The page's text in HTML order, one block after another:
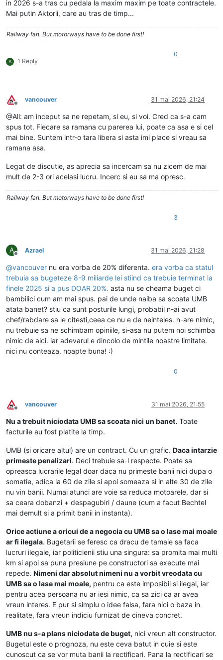
in 2026 s-a tras cu pedala la maxim maxim pe toate contractele.
Mai putin Aktorii, care au tras de timp...
Railway fan. But motorways have to be done first!
A 1 Reply
0
Deconectat
vancouver 31 mai 2026, 21:24
@All: am inceput sa ne repetam, si eu, si voi. Cred ca s-a cam
spus tot. Fiecare sa ramana cu parerea lui, poate ca asa e si cel
mai bine. Suntem intr-o tara libera si asta imi place si vreau sa
ramana asa.
Legat de discutie, as aprecia sa incercam sa nu zicem de mai
mult de 2-3 ori acelasi lucru. Incerc si eu sa ma opresc.
Railway fan. But motorways have to be done first!
3
A
Deconectat
Azrael 31 mai 2026, 21:28
@vancouver nu era vorba de 20% diferenta. era vorba ca statul
trebuia sa bugeteze 8-9 miliarde lei stiind ca trebuie terminat la
finele 2025 si a pus DOAR 20%. asta nu se cheama buget ci
bambilici cum am mai spus. pai de unde naiba sa scoata UMB
atata banet? stiu ca sunt posturile lungi, probabil n-ai avut
chef/rabdare sa le citesti,ceea ce nu e de neinteles. n-are nimic,
nu trebuie sa ne schimbam opiniile, si-asa nu putem noi schimba
nimic de aici. iar adevarul e dincolo de mintile noastre limitate.
nici nu conteaza. noapte buna! :)
0
Deconectat
vancouver 31 mai 2026, 21:55
Nu a trebuit niciodata UMB sa scoata nici un banet. Toate
facturile au fost platite la timp.
UMB (si oricare altul) are un contract. Cu un grafic. Daca intarzie
primeste penalizari. Deci trebuie sa-l respecte. Poate sa
opreasca lucrarile legal doar daca nu primeste banii nici dupa o
somatie, adica la 60 de zile si apoi someaza si in alte 30 de zile
nu vin banii. Numai atunci are voie sa reduca motoarele, dar si
sa ceara dobanzi + despagubiri / daune (cum a facut Bechtel
mai demult si a primit banii in instanta).
Orice actiune a oricui de a negocia cu UMB sa o lase mai moale
ar fi ilegala. Bugetarii se feresc ca dracu de tamaie sa faca
lucruri ilegale, iar politicienii stiu una singura: sa promita mai multi
km si apoi sa puna presiune pe constructori sa execute mai
repede. Nimeni dar absolut nimeni nu a vorbit vreodata cu
UMB sa o lase mai moale, pentru ca este imposibil si ilegal, iar
pentru acea persoana nu ar iesi nimic, ca sa zici ca ar avea
vreun interes. E pur si simplu o idee falsa, fara nici o baza in
realitate, fara vreun indiciu furnizat de cineva concret.
UMB nu s-a plans niciodata de buget, nici vreun alt constructor.
Bugetul este o prognoza, nu este ceva batut in cuie si este
cunoscut ca se vor muta banii la rectificari. Pana la rectificari se